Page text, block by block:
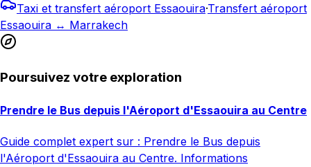
Taxi et transfert aéroport Essaouira·Transfert aéroport
Essaouira ↔ Marrakech
Poursuivez votre exploration
Prendre le Bus depuis l'Aéroport d'Essaouira au Centre
Guide complet expert sur : Prendre le Bus depuis
l'Aéroport d'Essaouira au Centre. Informations